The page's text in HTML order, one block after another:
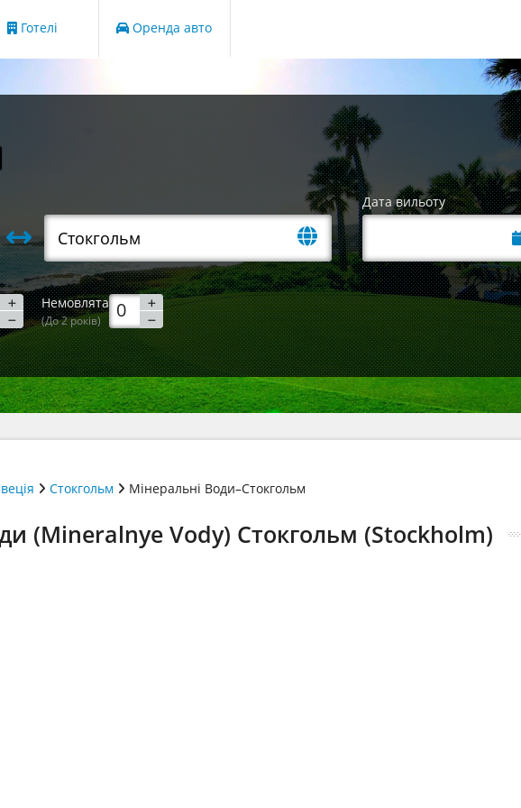
Готелі Оренда авто
Дата вильоту
Немовлята
(До 2 років)
Стокгольм Мінеральні Води–Стокгольм
(Mineralnye Vody) Стокгольм (Stockholm)